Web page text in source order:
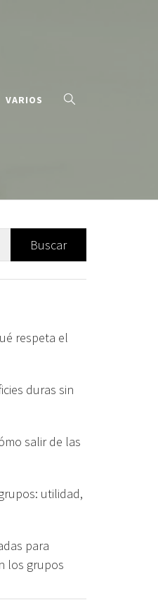
VARIOS
respeta el
duras sin
salir de las
utilidad,
para
los grupos